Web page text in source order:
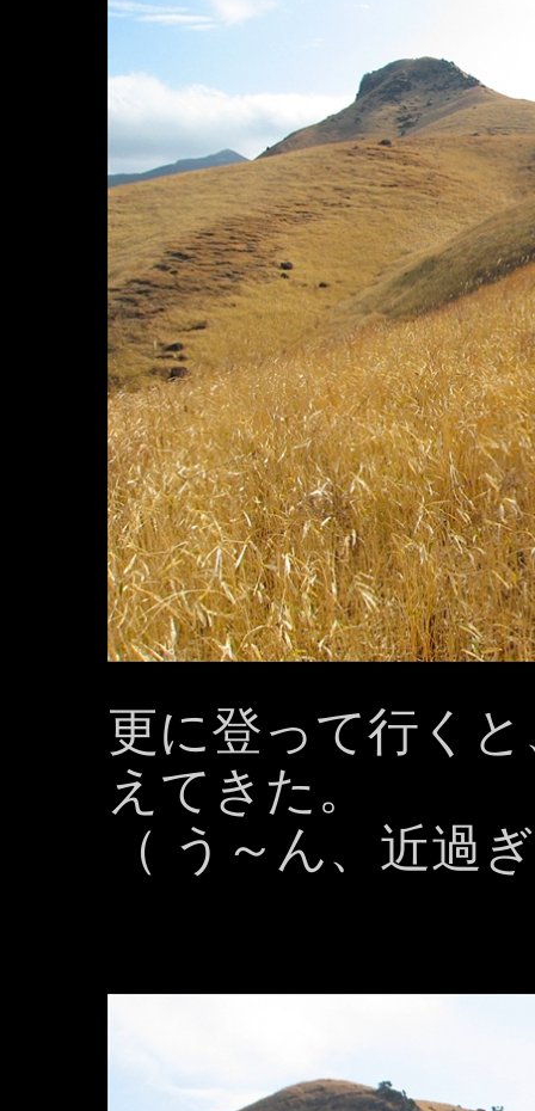
更に登って行く
えてきた。
（ う～ん、近過